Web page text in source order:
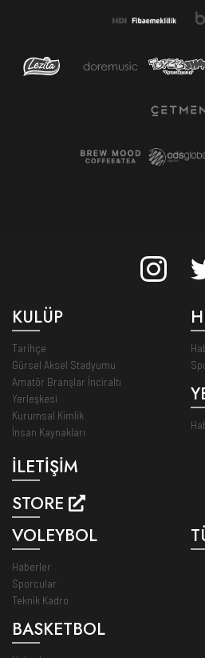
KULÜP
Tarihçe
Gürsel Aksel Stadyumu
Amatör Branşlar İnciraltı
Yerleşkesi
Kurumsal Kimlik
İnsan Kaynakları
İLETİŞİM
STORE
VOLEYBOL
Haberler
Sporcular
Teknik Kadro
BASKETBOL